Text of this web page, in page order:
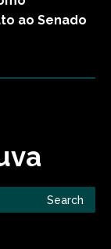
ao Senado
Search